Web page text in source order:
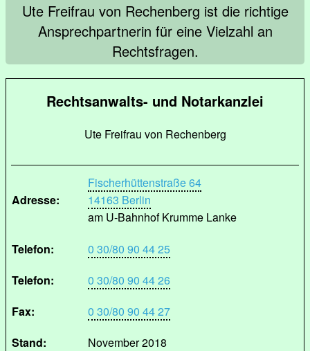
Ute Freifrau von Rechenberg ist die richtige
Ansprechpartnerin für eine Vielzahl an
Rechtsfragen.
Rechtsanwalts- und Notarkanzlei
Ute Freifrau von Rechenberg
Adresse:
Fischerhüttenstraße 64
14163 Berlin
am U-Bahnhof Krumme Lanke
Telefon:
0 30/80 90 44 25
Telefon:
0 30/80 90 44 26
Fax:
0 30/80 90 44 27
Stand:
November 2018